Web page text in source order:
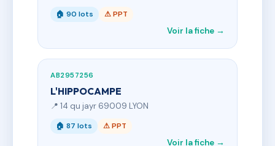
🏠 90 lots ⚠ PPT
Voir la fiche →
AB2957256
L'HIPPOCAMPE
📍 14 qu jayr 69009 LYON
🏠 87 lots ⚠ PPT
Voir la fiche →